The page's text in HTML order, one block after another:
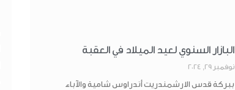
البازار السنوي لعيد الميلاد في العقبة
نوفمبر 29, 2024
ببركة قدس الارشمندريت أندراوس شامية والآباء